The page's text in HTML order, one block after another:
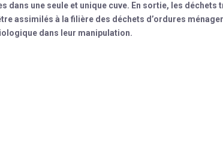
dans une seule et unique cuve. En sortie, les déchets
assimilés à la filière des déchets d’ordures
dans leur manipulation.